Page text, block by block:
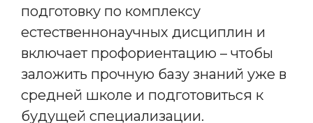
подготовку по комплексу
естественнонаучных дисциплин и
включает профориентацию – чтобы
заложить прочную базу знаний уже в
средней школе и подготовиться к
будущей специализации.